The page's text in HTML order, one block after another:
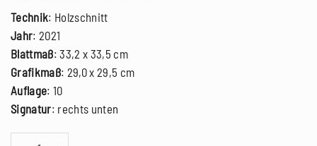
Technik: Holzschnitt
Jahr: 2021
Blattmaß: 33,2 x 33,5 cm
Grafikmaß: 29,0 x 29,5 cm
Auflage: 10
Signatur: rechts unten